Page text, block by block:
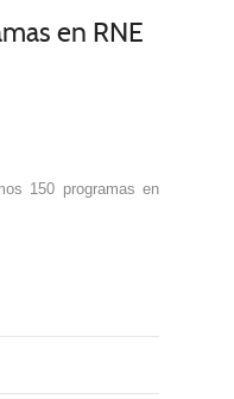
en RNE
150 programas en